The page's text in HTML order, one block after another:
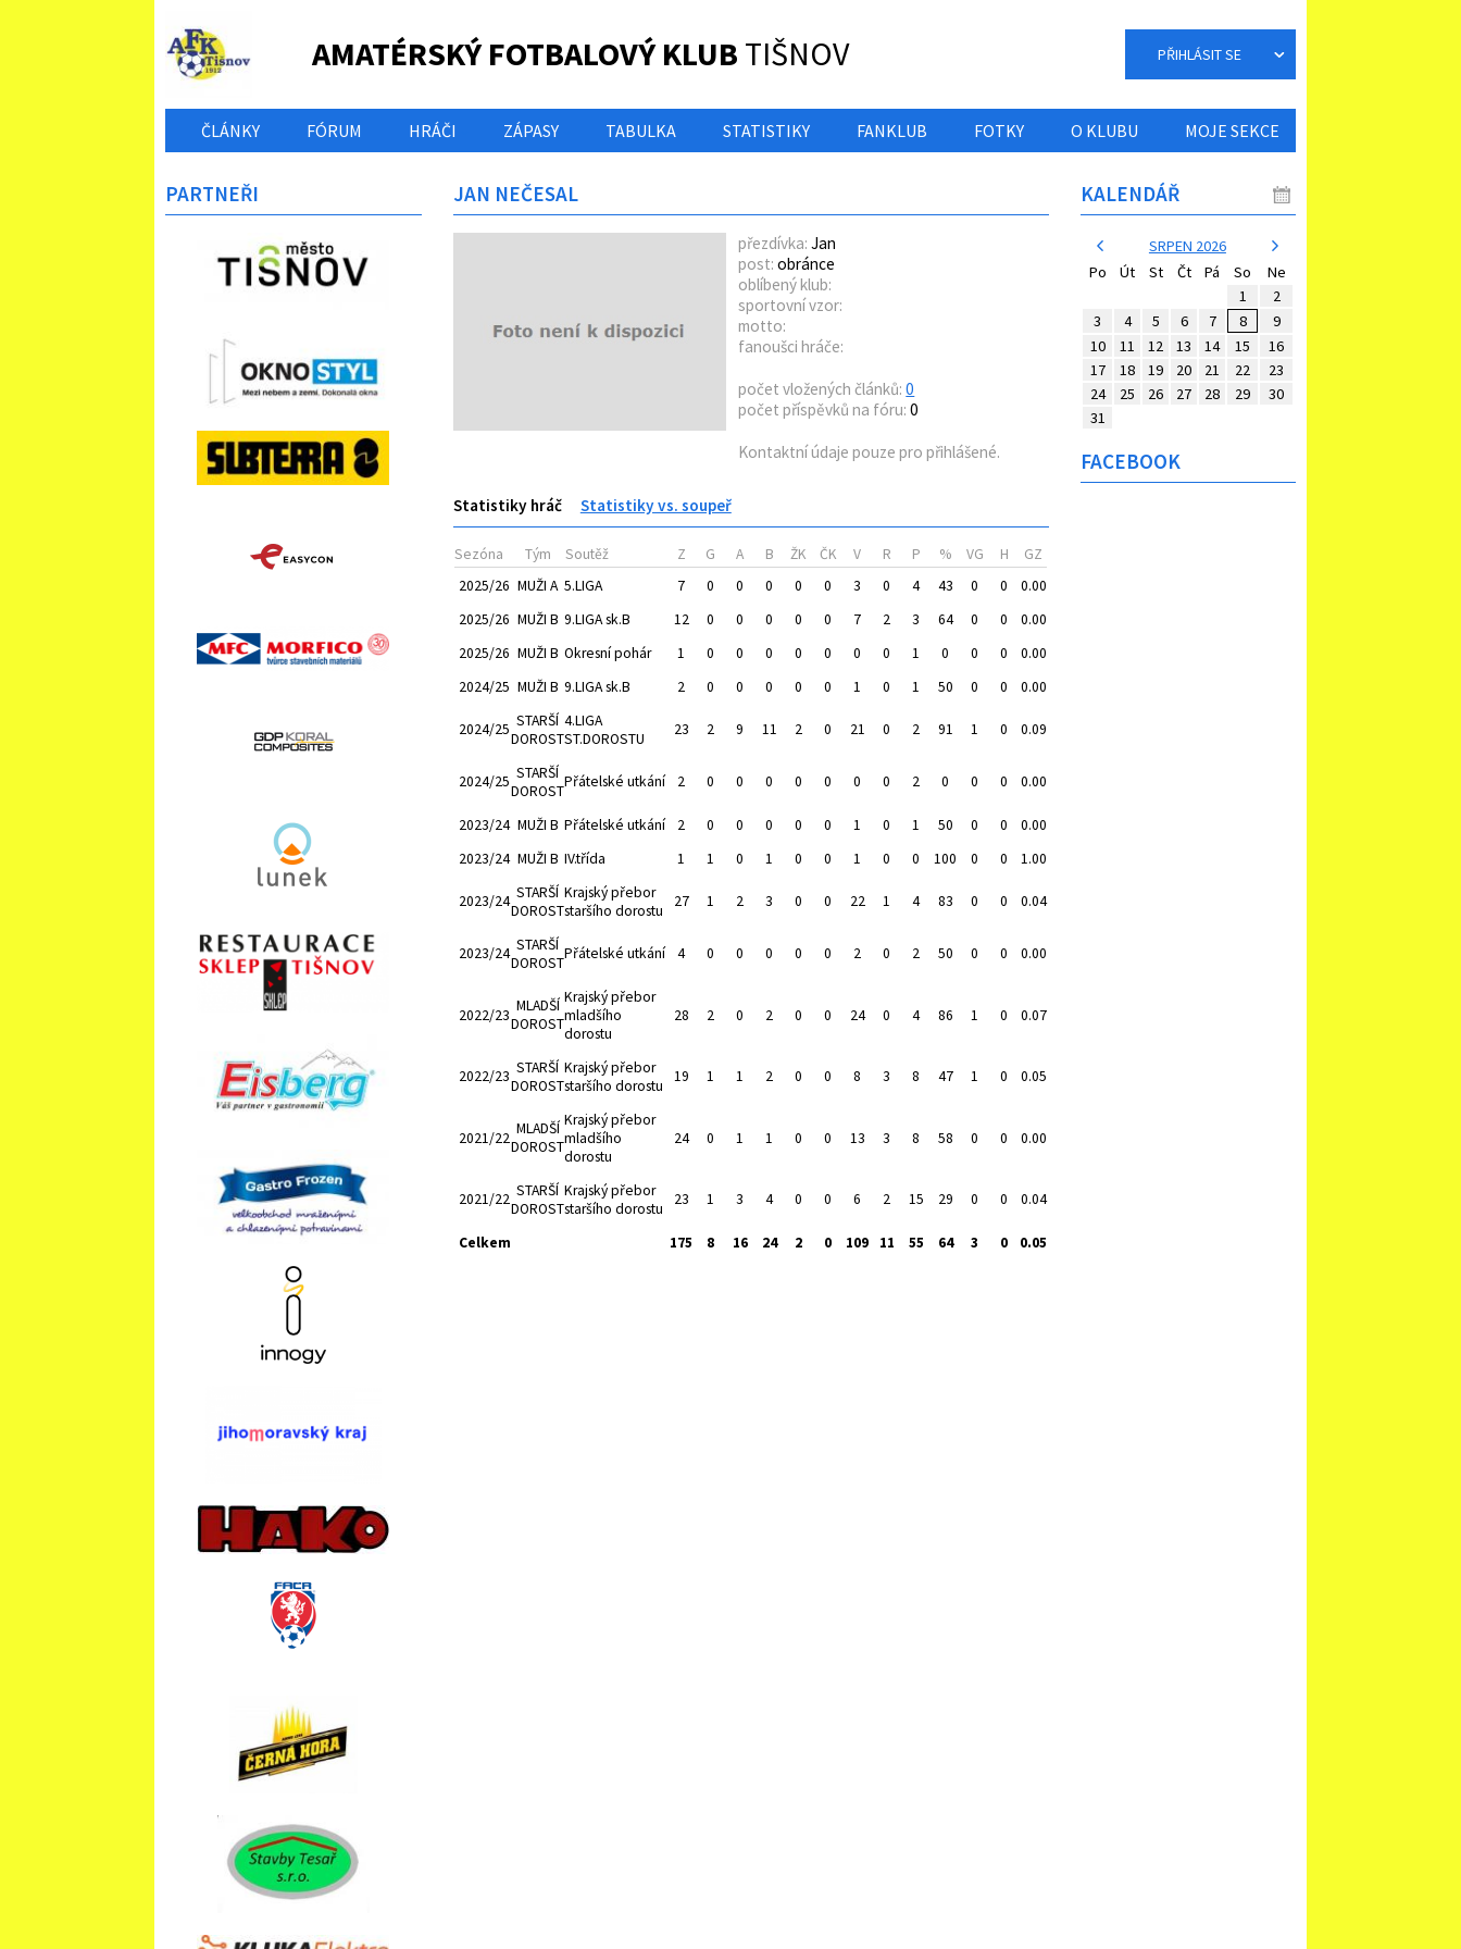
AMATÉRSKÝ FOTBALOVÝ KLUB TIŠNOV PŘIHLÁSIT SE
ČLÁNKY FÓRUM HRÁČI ZÁPASY TABULKA STATISTIKY FANKLUB FOTKY O KLUBU MOJE SEKCE
JAN NEČESAL
přezdívka: Jan
post: obránce
oblíbený klub:
sportovní vzor:
motto:
fanoušci hráče:
počet vložených článků: 0
počet příspěvků na fóru: 0
Kontaktní údaje pouze pro přihlášené.
Statistiky hráč Statistiky vs. soupeř
Sezóna Tým Soutěž Z G A B ŽK ČK V R P % VG H
GZ
2025/26 MUŽI A 5.LIGA 7 0 0 0 0 0 3 0 4 43 0 0
0.00
2025/26 MUŽI B 9.LIGA sk.B 12 0 0 0 0 0 7 2 3 64 0 0
0.00
2025/26 MUŽI B Okresní pohár 1 0 0 0 0 0 0 0 1 0 0 0
0.00
2024/25 MUŽI B 9.LIGA sk.B 2 0 0 0 0 0 1 0 1 50 0 0 0.00
2024/25 STARŠÍ
DOROST
4.LIGA
ST.DOROSTU
23 2 9 11 2 0 21 0 2 91 1 0 0.09
2024/25 STARŠÍ
DOROST
Přátelské utkání 2 0 0 0 0 0 0 0 2 0 0 0 0.00
2023/24 MUŽI B Přátelské utkání 2 0 0 0 0 0 1 0 1 50 0 0
0.00
2023/24 MUŽI B IV.třída 1 1 0 1 0 0 1 0 0 100 0 0 1.00
2023/24 STARŠÍ
DOROST
Krajský přebor
staršího dorostu
27 1 2 3 0 0 22 1 4 83 0 0 0.04
2023/24 STARŠÍ
DOROST
Přátelské utkání 4 0 0 0 0 0 2 0 2 50 0 0 0.00
2022/23
MLADŠÍ
DOROST
Krajský přebor
mladšího
dorostu
28 2 0 2 0 0 24 0 4 86 1 0 0.07
2022/23 STARŠÍ
DOROST
Krajský přebor
staršího dorostu
19 1 1 2 0 0 8 3 8 47 1 0 0.05
2021/22
MLADŠÍ
DOROST
Krajský přebor
mladšího
dorostu
24 0 1 1 0 0 13 3 8 58 0 0 0.00
2021/22 STARŠÍ
DOROST
Krajský přebor
staršího dorostu
23 1 3 4 0 0 6 2 15 29 0 0 0.04
Celkem 175 8 16 24 2 0 109 11 55 64 3 0 0.05
PARTNEŘI KALENDÁŘ
SRPEN 2026
Po
Út St Čt Pá So
Ne
1
2
3
4 5 6 7 8
9
10
11 12 13 14 15
16
17
18 19 20 21 22
23
24
25 26 27 28 29
30
31
FACEBOOK